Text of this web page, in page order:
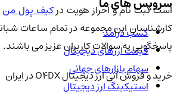
است ثبت نام و احراز هویت درکیف پول من
کارشناسان این مجموعه در تمام ساعات شبانه
پاسخگویی به سوالات کاربران عزیز می باشند.
خرید و فروش آنی ارز دیجیتال O4DX در ایران
کسب درآمد
قیمت ارزهای دیجیتال
سهام بازارهای جهانی
استیکینگ ارز دیجیتال